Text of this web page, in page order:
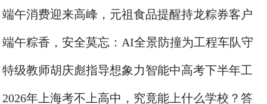
场景触达网络
端午消费迎来高峰，元祖食品提醒持龙粽券客户
及时兑换
端午粽香，安全莫忘：AI全景防撞为工程车队守
护平安
特级教师胡庆彪指导想象力智能中高考下半年工
作核心导向
2026年上海考不上高中，究竟能上什么学校？答